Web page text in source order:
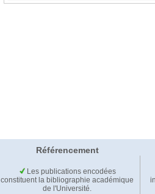
Référencement
Les publications encodées
constituent la bibliographie académique
de l'Université.